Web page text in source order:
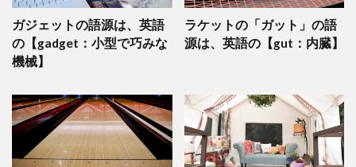
ガジェットの語源は、英語
の【gadget：小型で巧みな
機械】
ラケットの「ガット」の語
源は、英語の【gut：内臓】